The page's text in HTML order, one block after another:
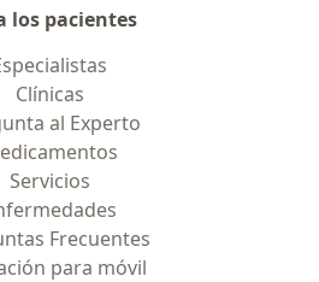
los pacientes
Clínicas
al Experto
Servicios
Frecuentes
para móvil